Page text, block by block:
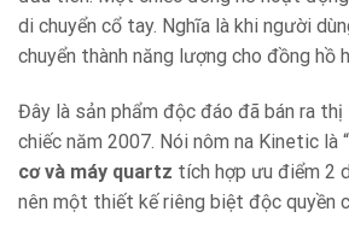
di chuyển cổ tay. Nghĩa là khi người
chuyển thành năng lượng cho đồng hồ
Đây là sản phẩm độc đáo đã bán ra
chiếc năm 2007. Nói nôm na Kinetic là “
cơ và máy quartz tích hợp ưu điểm 2
nên một thiết kế riêng biệt độc quyền